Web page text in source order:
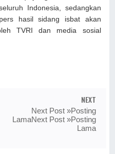
Indonesia, sedangkan
hasil sidang isbat akan
TVRI dan media sosial
NEXT
Next Post »Posting
LamaNext Post »Posting
Lama